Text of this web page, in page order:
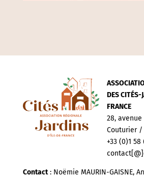
DES CITÉS-
FRANCE
28,
Couturier /
+33 (0)1 58
Contact: Noëmie MAURIN-GAISNE,